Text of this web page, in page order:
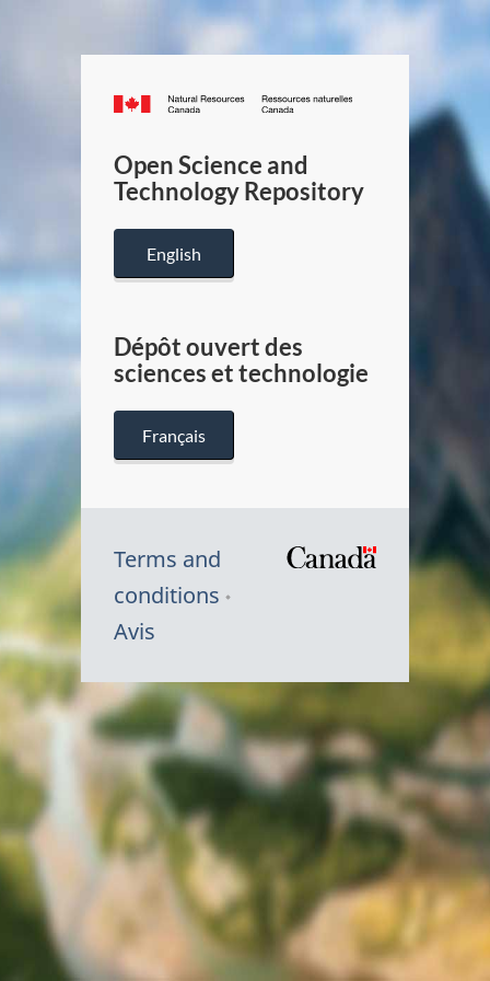
Canada.ca
/
Canada
Open Science and
Technology Repository
English
Dépôt ouvert des
sciences et technologie
Français
Terms and
conditions
Avis
Canada